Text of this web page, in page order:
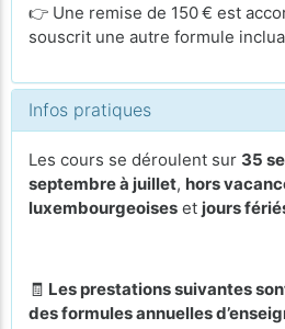
👉 Une remise de 150 € est
souscrit une autre formule
Infos pratiques
Les cours se déroulent sur 35
septembre à juillet, hors
luxembourgeoises et jours
🧾 Les prestations suivantes
des formules annuelles